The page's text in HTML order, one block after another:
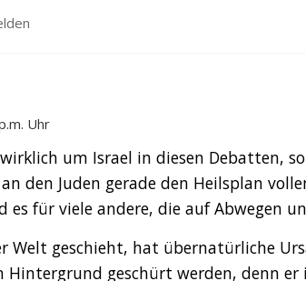
Uhr
um Israel in diesen Debatten,
den Juden gerade den Heilsplan
es für viele andere, die auf Abwegen
Welt geschieht, hat übernatürliche
Hintergrund geschürt werden, denn